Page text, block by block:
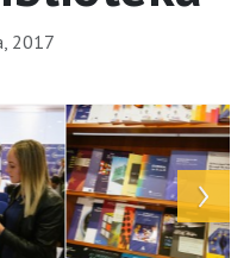
2017